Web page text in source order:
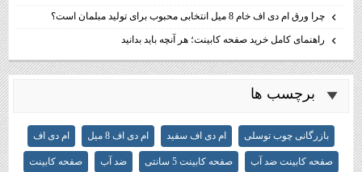
چرا ورق ام دی اف خام 8 میل انتخابی محبوب برای تولید مبلمان است؟
راهنمای کامل خرید صفحه کابینت؛ هر آنچه باید بدانید
برچسب ها
بازرگانی چوب توسلی ام دی اف سفید ام دی اف 8 میل ام دی اف
صفحه کابینت ضد آب صفحه کابینت 5 سانتی ضد آب صفحه کابینت